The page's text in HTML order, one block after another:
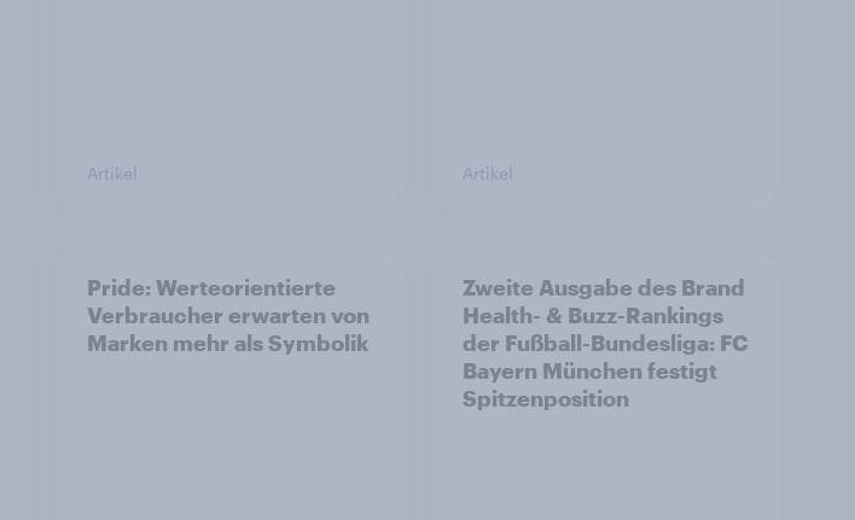
Artikel Artikel
Pride: Werteorientierte
Verbraucher erwarten von
Marken mehr als Symbolik
Zweite Ausgabe des Brand
Health- & Buzz-Rankings
der Fußball-Bundesliga: FC
Bayern München festigt
Spitzenposition